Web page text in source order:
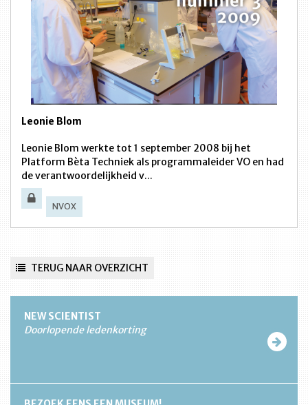
Leonie Blom
Leonie Blom werkte tot 1 september 2008 bij het
Platform Bèta Techniek als programmaleider VO en had
de verantwoordelijkheid v...
NVOX
TERUG NAAR OVERZICHT
NEW SCIENTIST
Doorlopende ledenkorting